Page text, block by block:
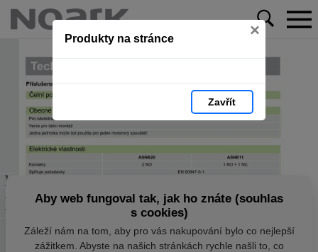
Produkty na stránce ×
Zavřít
Aby web fungoval tak, jak ho znáte (souhlas
s cookies)
Záleží nám na tom, aby pro vás nakupování bylo co nejlepší
zážitkem. Abyste na našich stránkách rychle našli to, co